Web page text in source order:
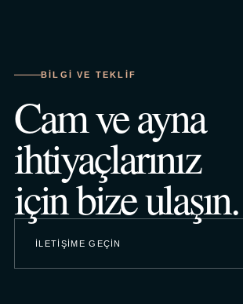
BILGI VE TEKLIF
Cam ve ayna
ihtiyaçlarınız
için bize ulaşın.
İLETIŞIME GEÇIN